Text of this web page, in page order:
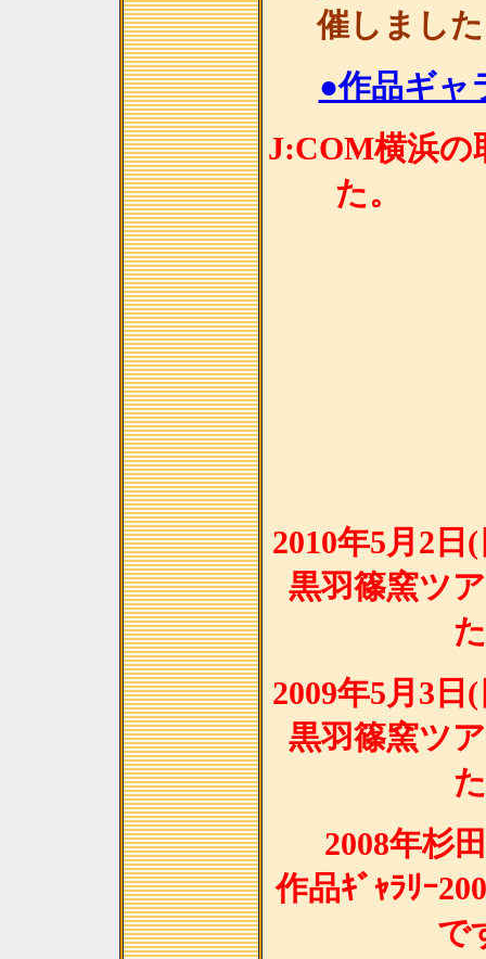
催しまし
●作品ギャ
J:COM横浜の
2010年5月2日
黒羽篠窯ツ
2009年5月3日
黒羽篠窯ツ
2008年杉
作品ｷﾞｬﾗﾘｰ
で